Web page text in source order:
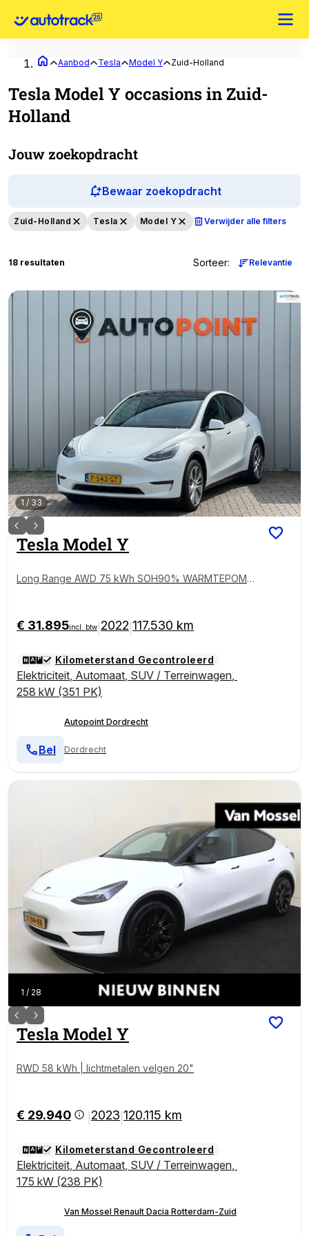
Aanbod Tesla Model Y Zuid-Holland
Tesla Model Y occasions in Zuid-
Holland
Jouw zoekopdracht
Bewaar zoekopdracht
Zuid-Holland Tesla Model Y Verwijder alle filters
18 resultaten Sorteer: Relevantie
1 / 33
TeslaModel Y
Long Range AWD 75 kWh SOH90% WARMTEPOMP 1
€ 31.895incl. btw 2022 117.530 km
Kilometerstand Gecontroleerd
Elektriciteit, Automaat, SUV / Terreinwagen,
258 kW (351 PK)
Autopoint Dordrecht
Dordrecht
Bel
1 / 28
TeslaModel Y
RWD 58 kWh | lichtmetalen velgen 20"
€ 29.940 2023 120.115 km
Kilometerstand Gecontroleerd
Elektriciteit, Automaat, SUV / Terreinwagen,
175 kW (238 PK)
Van Mossel Renault Dacia Rotterdam-Zuid